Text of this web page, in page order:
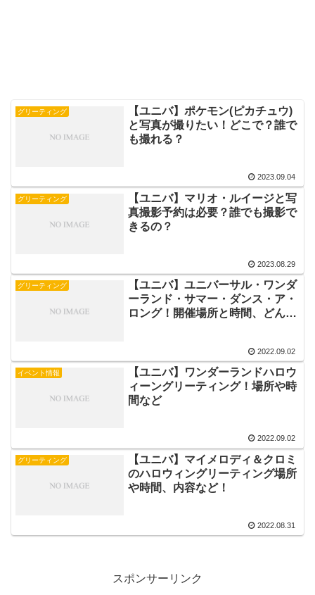
グリーティング
【ユニバ】ポケモン(ピカチュウ)
と写真が撮りたい！どこで？誰で
も撮れる？
2023.09.04
グリーティング
【ユニバ】マリオ・ルイージと写
真撮影予約は必要？誰でも撮影で
きるの？
2023.08.29
グリーティング
【ユニバ】ユニバーサル・ワンダ
ーランド・サマー・ダンス・ア・
ロング！開催場所と時間、どんな
2022.09.02
イベント情報
【ユニバ】ワンダーランドハロウ
ィーングリーティング！場所や時
間など
2022.09.02
グリーティング
【ユニバ】マイメロディ＆クロミ
のハロウィングリーティング場所
や時間、内容など！
2022.08.31
スポンサーリンク